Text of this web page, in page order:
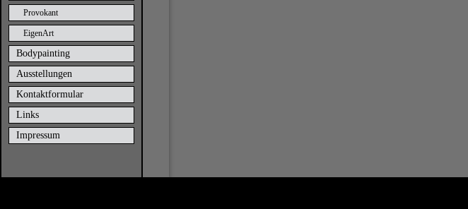
Provokant
EigenArt
Bodypainting
Ausstellungen
Kontaktformular
Links
Impressum